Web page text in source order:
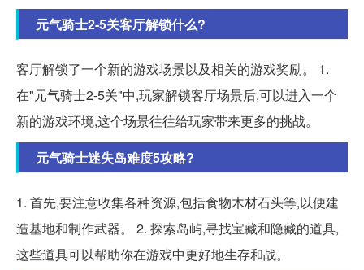
元气骑士2-5关客厅解锁什么?
客厅解锁了一个新的游戏场景以及相关的游戏奖励。 1.
在"元气骑士2-5关"中,玩家解锁客厅场景后,可以进入一个
新的游戏环境,这个场景往往给玩家带来更多的挑战。
元气骑士迷失岛难度5攻略?
1. 首先,要注意收集各种资源,包括食物木材石头等,以便建
造基地和制作武器。 2. 探索岛屿,寻找宝藏和隐藏的道具,
这些道具可以帮助你在游戏中更好地生存和战。